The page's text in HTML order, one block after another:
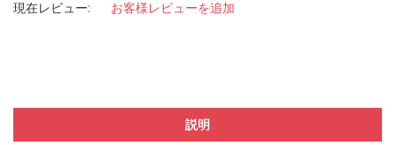
現在レビュー: お客様レビューを追加
説明